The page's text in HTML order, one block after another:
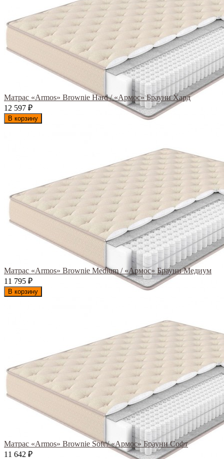
Матрас «Armos» Brownie Hard / «Армос» Брауни Хард
12 597 ₽
В корзину
Матрас «Armos» Brownie Medium / «Армос» Брауни Медиум
11 795 ₽
В корзину
Матрас «Armos» Brownie Soft / «Армос» Брауни Софт
11 642 ₽